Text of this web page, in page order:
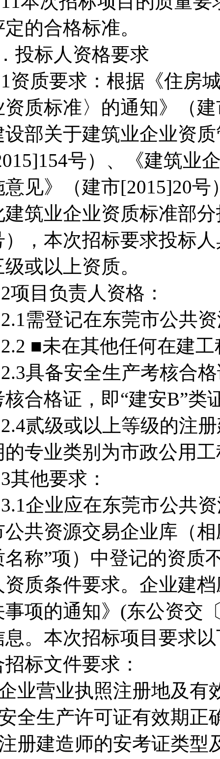
的合格标准。
投标人资格要求
资质要求：根据《住房
资质标准〉的通知》（
设部关于建筑业企业资
号）、《建筑业
意见》（建市[2015]20
建筑业企业资质标准部
），本次招标要求投标
或以上资质。
项目负责人资格：
需登记在东莞市公共
■未在其他任何在建
具备安全生产考核合
核合格证，即“建安B”类
贰级或以上等级的注
的专业类别为市政公用
其他要求：
企业应在东莞市公共
公共资源交易企业库（
名称”项）中登记的资质
资质条件要求。企业建
事项的通知》(东公资交
息。本次招标项目要求
招标文件要求：
业营业执照注册地及有
全生产许可证有效期正
册建造师的安考证类型